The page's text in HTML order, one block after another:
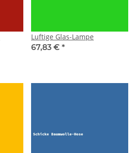
Luftige Glas-Lampe
67,83 € *